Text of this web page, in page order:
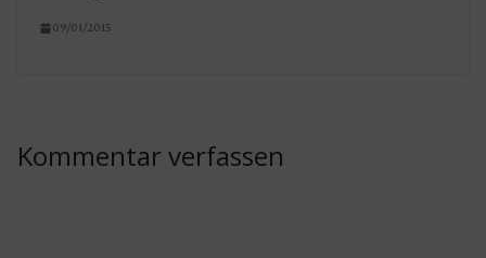
09/01/2015
Kommentar verfassen